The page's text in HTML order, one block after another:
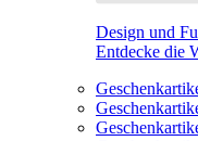
Design und
Entdecke die